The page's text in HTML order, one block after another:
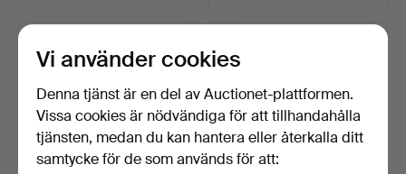
Vi använder cookies
Denna tjänst är en del av Auctionet-plattformen.
Vissa cookies är nödvändiga för att tillhandahålla
tjänsten, medan du kan hantera eller återkalla ditt
samtycke för de som används för att: